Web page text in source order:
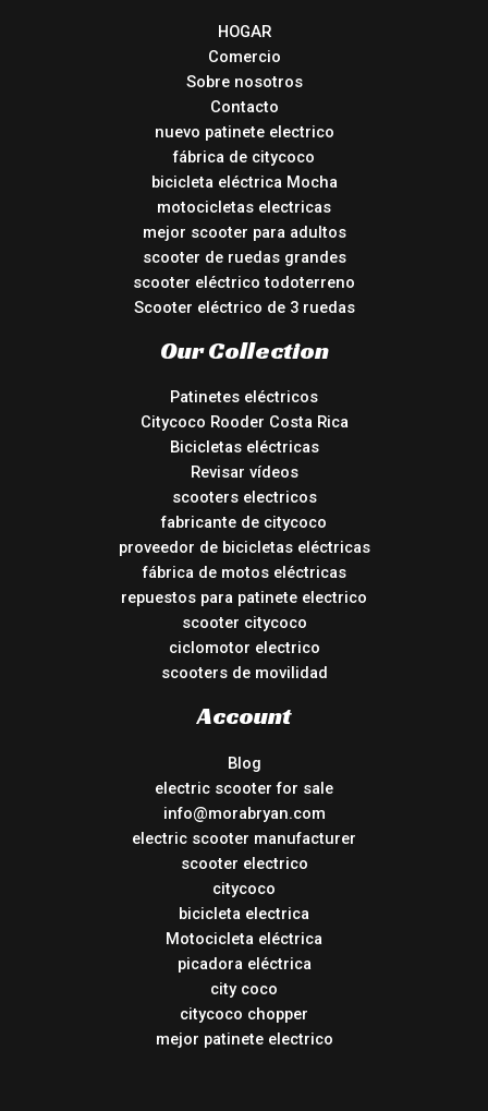
HOGAR
Comercio
Sobre nosotros
Contacto
nuevo patinete electrico
fábrica de citycoco
bicicleta eléctrica Mocha
motocicletas electricas
mejor scooter para adultos
scooter de ruedas grandes
scooter eléctrico todoterreno
Scooter eléctrico de 3 ruedas
Our Collection
Patinetes eléctricos
Citycoco Rooder Costa Rica
Bicicletas eléctricas
Revisar vídeos
scooters electricos
fabricante de citycoco
proveedor de bicicletas eléctricas
fábrica de motos eléctricas
repuestos para patinete electrico
scooter citycoco
ciclomotor electrico
scooters de movilidad
Account
Blog
electric scooter for sale
info@morabryan.com
electric scooter manufacturer
scooter electrico
citycoco
bicicleta electrica
Motocicleta eléctrica
picadora eléctrica
city coco
citycoco chopper
mejor patinete electrico